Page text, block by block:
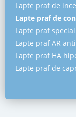
Lapte praf de
Lapte praf de
Lapte praf special
Lapte praf AR
Lapte praf HA
Lapte praf de